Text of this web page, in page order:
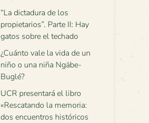
“La dictadura de los
propietarios”. Parte II: Hay
gatos sobre el techado
¿Cuánto vale la vida de un
niño o una niña Ngäbe-
Buglé?
UCR presentará el libro
«Rescatando la memoria:
dos encuentros históricos